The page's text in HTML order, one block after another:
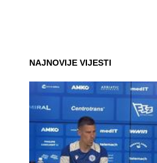
NAJNOVIJE VIJESTI